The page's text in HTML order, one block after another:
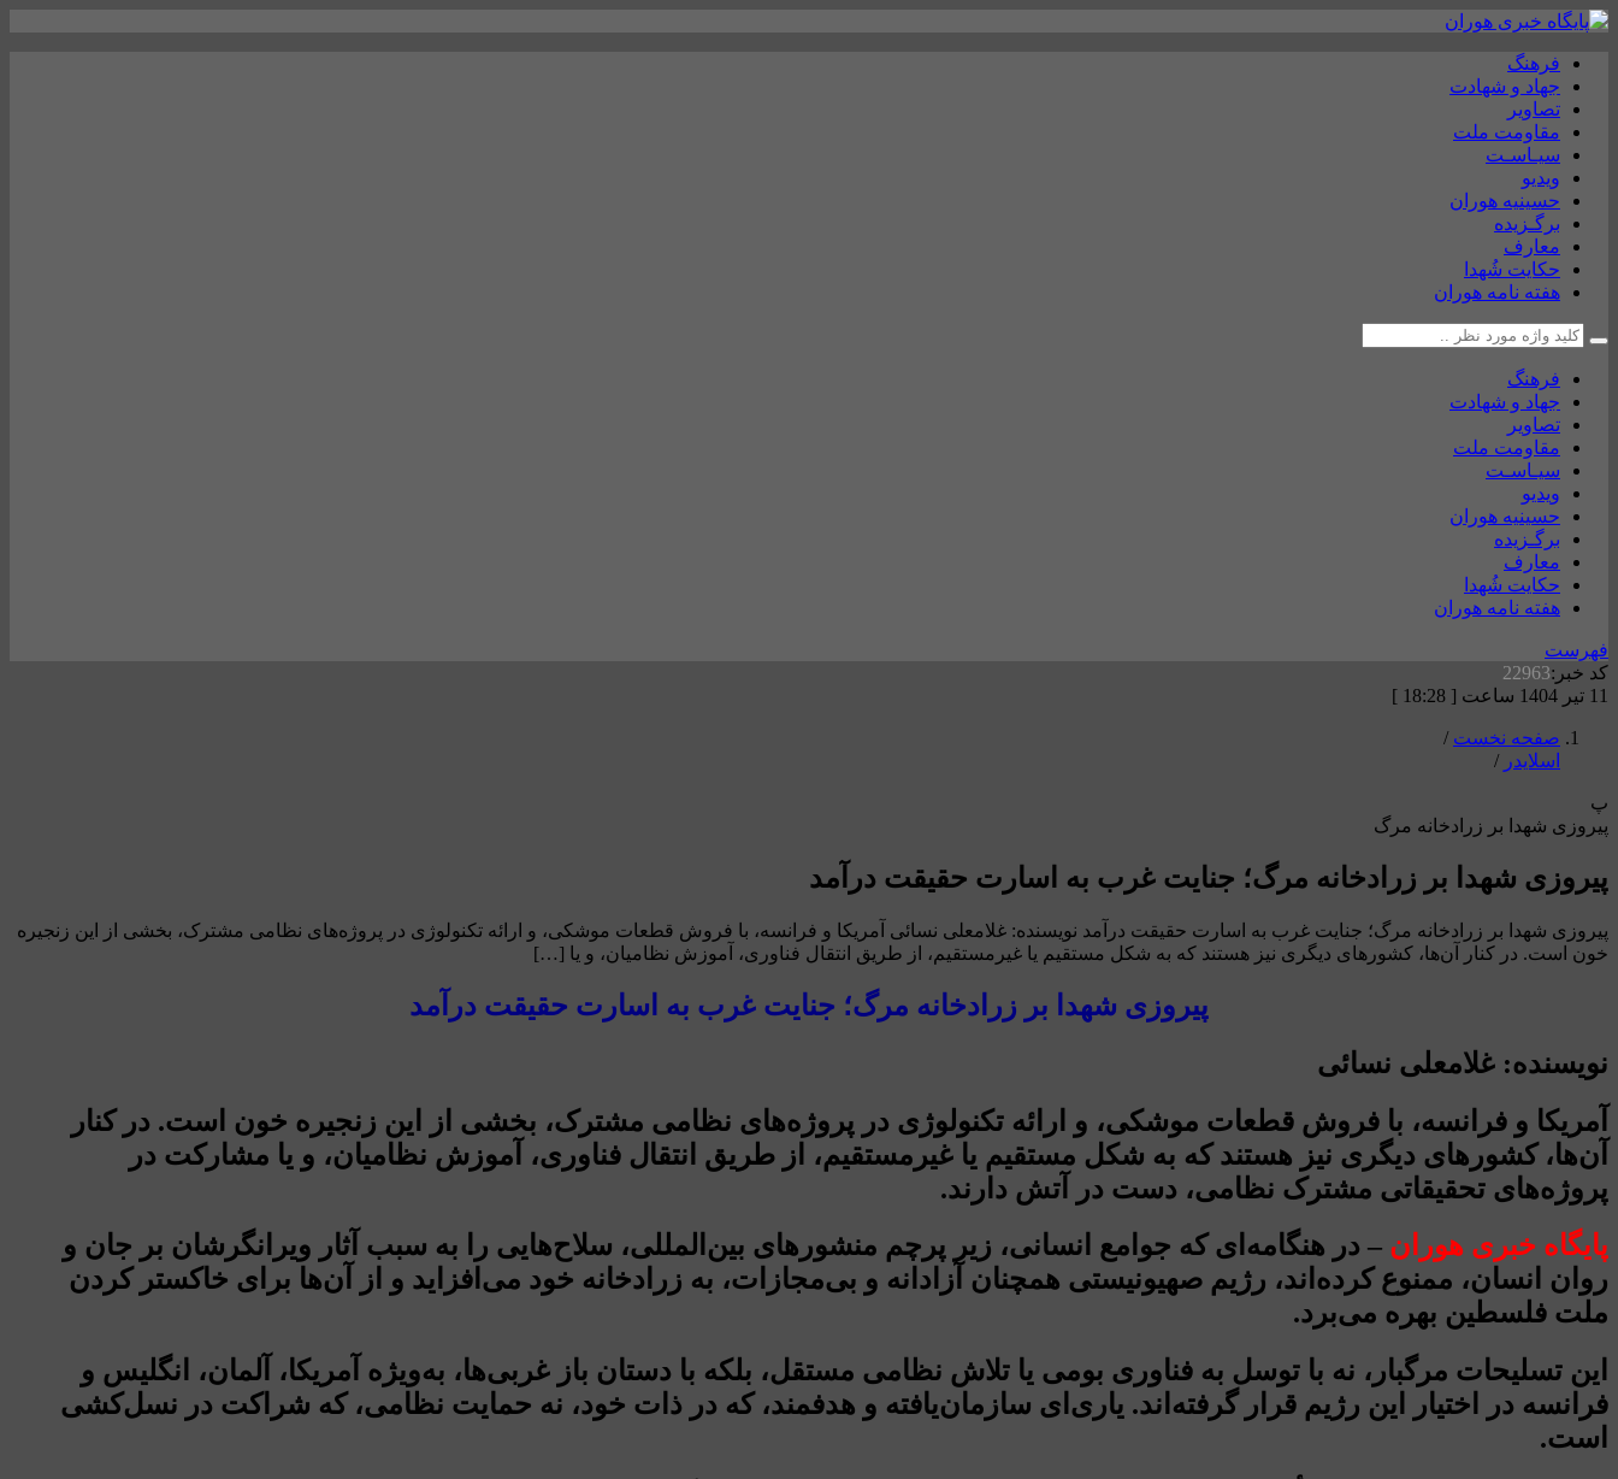
فرهنگ
جهاد و شهادت
تصاویر
مقاومت ملت
سیـاسـت
ویدیو
حسینیه هوران
برگـزیده
معارف
حکایت شُهدا
هفته نامه هوران
فرهنگ
جهاد و شهادت
تصاویر
مقاومت ملت
سیـاسـت
ویدیو
حسینیه هوران
برگـزیده
معارف
حکایت شُهدا
هفته نامه هوران
فهرست
کد خبر:22963
11 تیر 1404 ساعت [ 18:28 ]
صفحه نخست /
اسلایدر /
پ
پیروزی شهدا بر زرادخانه مرگ
پیروزی شهدا بر زرادخانه مرگ؛ جنایت غرب به اسارت حقیقت درآمد
پیروزی شهدا بر زرادخانه مرگ؛ جنایت غرب به اسارت حقیقت درآمد نویسنده: غلامعلی نسائی آمریکا و فرانسه، با فروش قطعات موشکی، و ارائه تکنولوژی در پروژه‌های نظامی مشترک، بخشی از این زنجیره
خون است. در کنار آن‌ها، کشورهای دیگری نیز هستند که به شکل مستقیم یا غیرمستقیم، از طریق انتقال فناوری، آموزش نظامیان، و یا […]
پیروزی شهدا بر زرادخانه مرگ؛ جنایت غرب به اسارت حقیقت درآمد
نویسنده: غلامعلی نسائی
آمریکا و فرانسه، با فروش قطعات موشکی، و ارائه تکنولوژی در پروژه‌های نظامی مشترک، بخشی از این زنجیره خون است. در کنار
آن‌ها، کشورهای دیگری نیز هستند که به شکل مستقیم یا غیرمستقیم، از طریق انتقال فناوری، آموزش نظامیان، و یا مشارکت در
پروژه‌های تحقیقاتی مشترک نظامی، دست در آتش دارند.
پایگاه خبری هوران – در هنگامه‌ای که جوامع انسانی، زیر پرچم منشورهای بین‌المللی، سلاح‌هایی را به سبب آثار ویرانگرشان بر جان و
روان انسان، ممنوع کرده‌اند، رژیم صهیونیستی همچنان آزادانه و بی‌مجازات، به زرادخانه خود می‌افزاید و از آن‌ها برای خاکستر کردن
ملت فلسطین بهره می‌برد.
این تسلیحات مرگبار، نه با توسل به فناوری بومی یا تلاش نظامی مستقل، بلکه با دستان باز غربی‌ها، به‌ویژه آمریکا، آلمان، انگلیس و
فرانسه در اختیار این رژیم قرار گرفته‌اند. یاری‌ای سازمان‌یافته و هدفمند، که در ذات خود، نه حمایت نظامی، که شراکت در نسل‌کشی
است.